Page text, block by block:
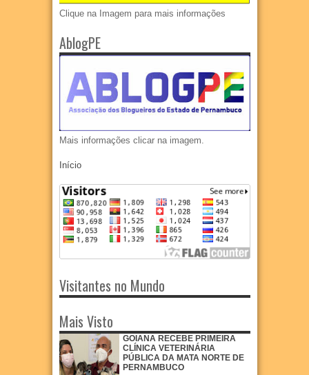
Clique na Imagem para mais informações
AblogPE
Mais informações clicar na imagem.
Início
Visitantes no Mundo
Mais Visto
GOIANA RECEBE PRIMEIRA
CLÍNICA VETERINÁRIA
PÚBLICA DA MATA NORTE DE
PERNAMBUCO